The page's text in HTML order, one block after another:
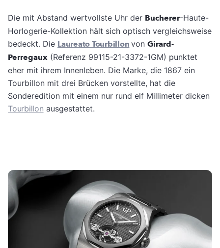
Die mit Abstand wertvollste Uhr der Bucherer-Haute-
Horlogerie-Kollektion hält sich optisch vergleichsweise
bedeckt. Die Laureato Tourbillon vonGirard-
Perregaux (Referenz 99115-21-3372-1GM) punktet
eher mit ihrem Innenleben. Die Marke, die 1867 ein
Tourbillon mit drei Brücken vorstellte, hat die
Sonderedition mit einem nur rund elf Millimeter dicken
Tourbillon ausgestattet.